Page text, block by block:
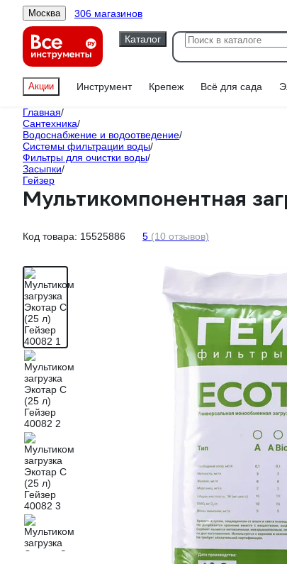
Москва 306 магазинов
Каталог
Акции Инструмент Крепеж Всё для сада
Главная/
Сантехника/
Водоснабжение и водоотведение/
Системы фильтрации воды/
Фильтры для очистки воды/
Засыпки/
Гейзер
Мультикомпонентная
Код товара: 15525886 5 (10 отзывов)